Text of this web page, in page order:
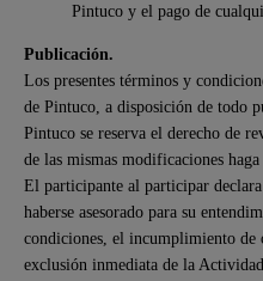
Pintuco y el pago de
Publicación.
Los presentes términos y
de Pintuco, a disposición de todo
Pintuco se reserva el derecho de
de las mismas modificaciones
El participante al participar
haberse asesorado para su
condiciones, el incumplimiento de
exclusión inmediata de la